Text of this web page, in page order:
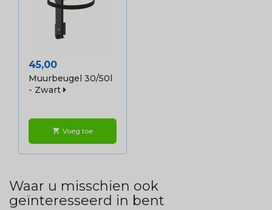
Prijs
45,00
Muurbeugel 30/50l
- Zwart
shopping_cart Voeg toe
Waar u misschien ook
geïnteresseerd in bent